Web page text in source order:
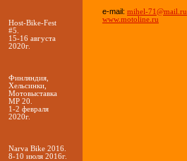
Host-Bike-Fest
#5.
15-16 августа
2020г.
Финляндия,
Хельсинки,
Мотовыставка
MP 20.
1-2 февраля
2020г.
Narva Bike 2016.
8-10 июля 2016г.
e-mail: mihel-71@mail.ru
www.motoline.ru